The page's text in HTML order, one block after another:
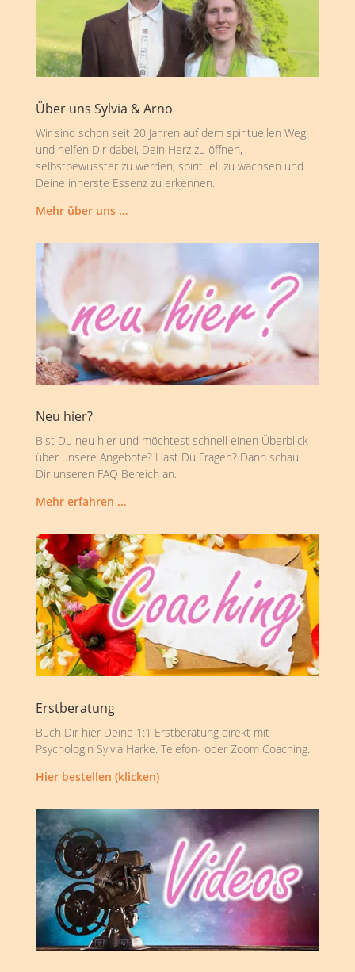
Über uns Sylvia & Arno
Wir sind schon seit 20 Jahren auf dem spirituellen Weg
und helfen Dir dabei, Dein Herz zu öffnen,
selbstbewusster zu werden, spirituell zu wachsen und
Deine innerste Essenz zu erkennen.
Mehr über uns …
Neu hier?
Bist Du neu hier und möchtest schnell einen Überblick
über unsere Angebote? Hast Du Fragen? Dann schau
Dir unseren FAQ Bereich an.
Mehr erfahren …
Erstberatung
Buch Dir hier Deine 1:1 Erstberatung direkt mit
Psychologin Sylvia Harke. Telefon- oder Zoom Coaching.
Hier bestellen (klicken)